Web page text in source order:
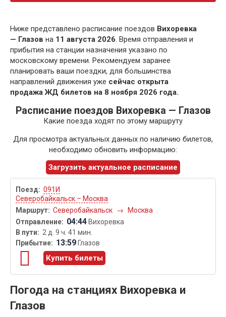
Ниже представлено расписание поездов Вихоревка
— Глазов на 11 августа 2026. Время отправления и
прибытия на станции назначения указано по
московскому времени. Рекомендуем заранее
планировать ваши поездки, для большинства
направлений движения уже сейчас открыта
продажа ЖД билетов на 8 ноября 2026 года.
Расписание поездов Вихоревка — Глазов
Какие поезда ходят по этому маршруту
Для просмотра актуальных данных по наличию билетов,
необходимо обновить информацию:
Загрузить актуальное расписание
091И
Северобайкальск – Москва
Северобайкальск
→ Москва
04:44 Вихоревка
2 д. 9 ч. 41 мин.
13:59 Глазов
Купить билеты
Погода на станциях Вихоревка и
Глазов